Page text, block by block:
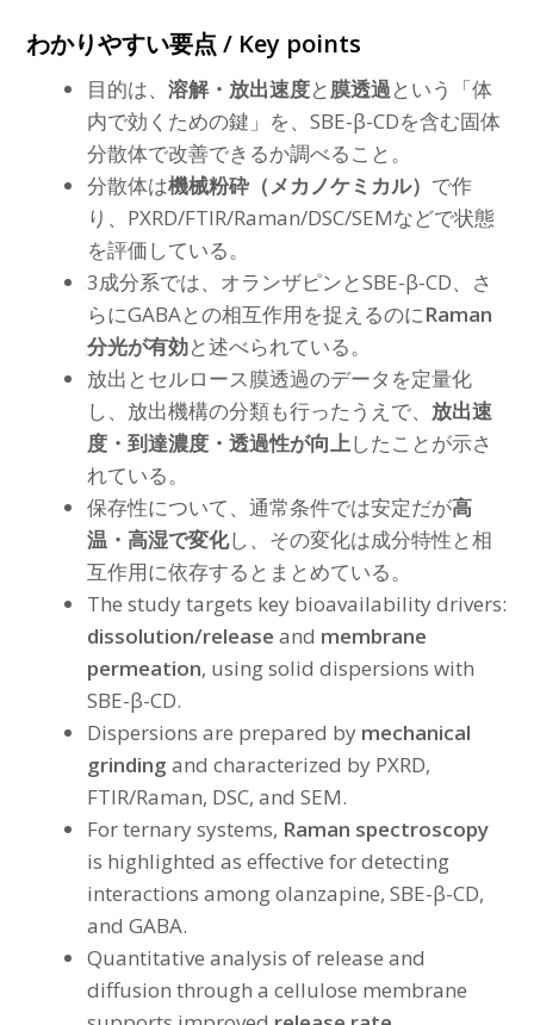
わかりやすい要点 / Key points
目的は、 溶解・放出速度と 膜透過という「体
内で効くための鍵」を、SBE-β-CDを含む固体
分散体で改善できるか調べること。
分散体は機械粉砕（メカノケミカル） で作
り、PXRD/FTIR/Raman/DSC/SEMなどで状態
を評価している。
3成分系では、オランザピンとSBE-β-CD、さ
らにGABAとの相互作用を捉えるのにRaman
分光が有効と述べられている。
放出とセルロース膜透過のデータを定量化
し、放出機構の分類も行ったうえで、 放出速
度・到達濃度・透過性が向上したことが示さ
れている。
保存性について、通常条件では安定だが高
温・高湿で変化し、その変化は成分特性と相
互作用に依存するとまとめている。
The study targets key bioavailability drivers:
dissolution/release and membrane
permeation, using solid dispersions with
SBE-β-CD.
Dispersions are prepared by mechanical
grinding and characterized by PXRD,
FTIR/Raman, DSC, and SEM.
For ternary systems, Raman spectroscopy
is highlighted as effective for detecting
interactions among olanzapine, SBE-β-CD,
and GABA.
Quantitative analysis of release and
diffusion through a cellulose membrane